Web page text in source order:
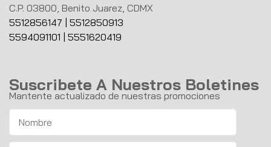
C.P. 03800, Benito Juarez, CDMX
5512856147
5512850913
5594091101
5551620419
Suscribete A Nuestros Boletines
Mantente actualizado de nuestras promociones